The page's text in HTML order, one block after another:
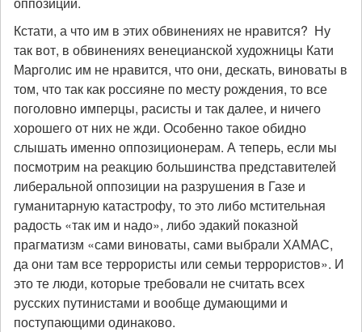
Кстати, а что им в этих обвинениях не нравится? Ну
так вот, в обвинениях венецианской художницы Кати
Марголис им не нравится, что они, дескать, виноваты в
том, что так как россияне по месту рождения, то все
поголовно имперцы, расисты и так далее, и ничего
хорошего от них не жди. Особенно такое обидно
слышать именно оппозиционерам. А теперь, если мы
посмотрим на реакцию большинства представителей
либеральной оппозиции на разрушения в Газе и
гуманитарную катастрофу, то это либо мстительная
радость «так им и надо», либо эдакий показной
прагматизм «сами виноваты, сами выбрали ХАМАС,
да они там все террористы или семьи террористов». И
это те люди, которые требовали не считать всех
русских путинистами и вообще думающими и
поступающими одинаково.